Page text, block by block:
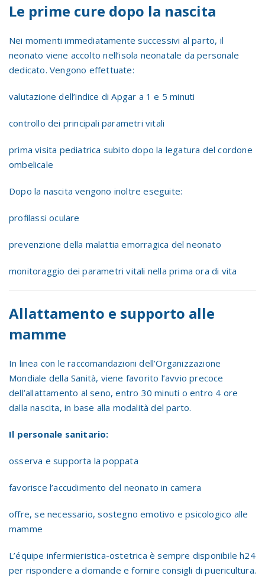
Le prime cure dopo la nascita
Nei momenti immediatamente successivi al parto, il
neonato viene accolto nell’isola neonatale da personale
dedicato. Vengono effettuate:
valutazione dell’indice di Apgar a 1 e 5 minuti
controllo dei principali parametri vitali
prima visita pediatrica subito dopo la legatura del cordone
ombelicale
Dopo la nascita vengono inoltre eseguite:
profilassi oculare
prevenzione della malattia emorragica del neonato
monitoraggio dei parametri vitali nella prima ora di vita
Allattamento e supporto alle
mamme
In linea con le raccomandazioni dell’Organizzazione
Mondiale della Sanità, viene favorito l’avvio precoce
dell’allattamento al seno, entro 30 minuti o entro 4 ore
dalla nascita, in base alla modalità del parto.
Il personale sanitario:
osserva e supporta la poppata
favorisce l’accudimento del neonato in camera
offre, se necessario, sostegno emotivo e psicologico alle
mamme
L’équipe infermieristica-ostetrica è sempre disponibile h24
per rispondere a domande e fornire consigli di puericultura.